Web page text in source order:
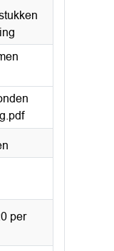
per